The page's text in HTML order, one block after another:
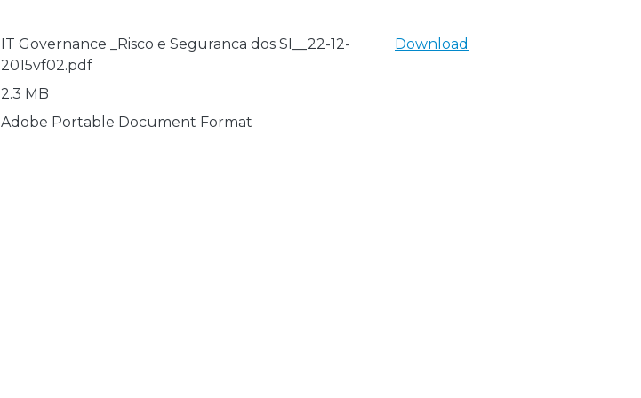
IT Governance _Risco e Seguranca dos SI__22-12-
2015vf02.pdf
2.3 MB
Adobe Portable Document Format
Download